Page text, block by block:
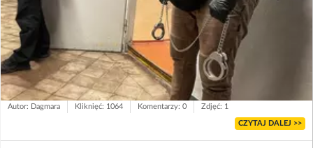
Autor: Dagmara Kliknięć: 1064 Komentarzy: 0 Zdjęć: 1
CZYTAJ DALEJ >>